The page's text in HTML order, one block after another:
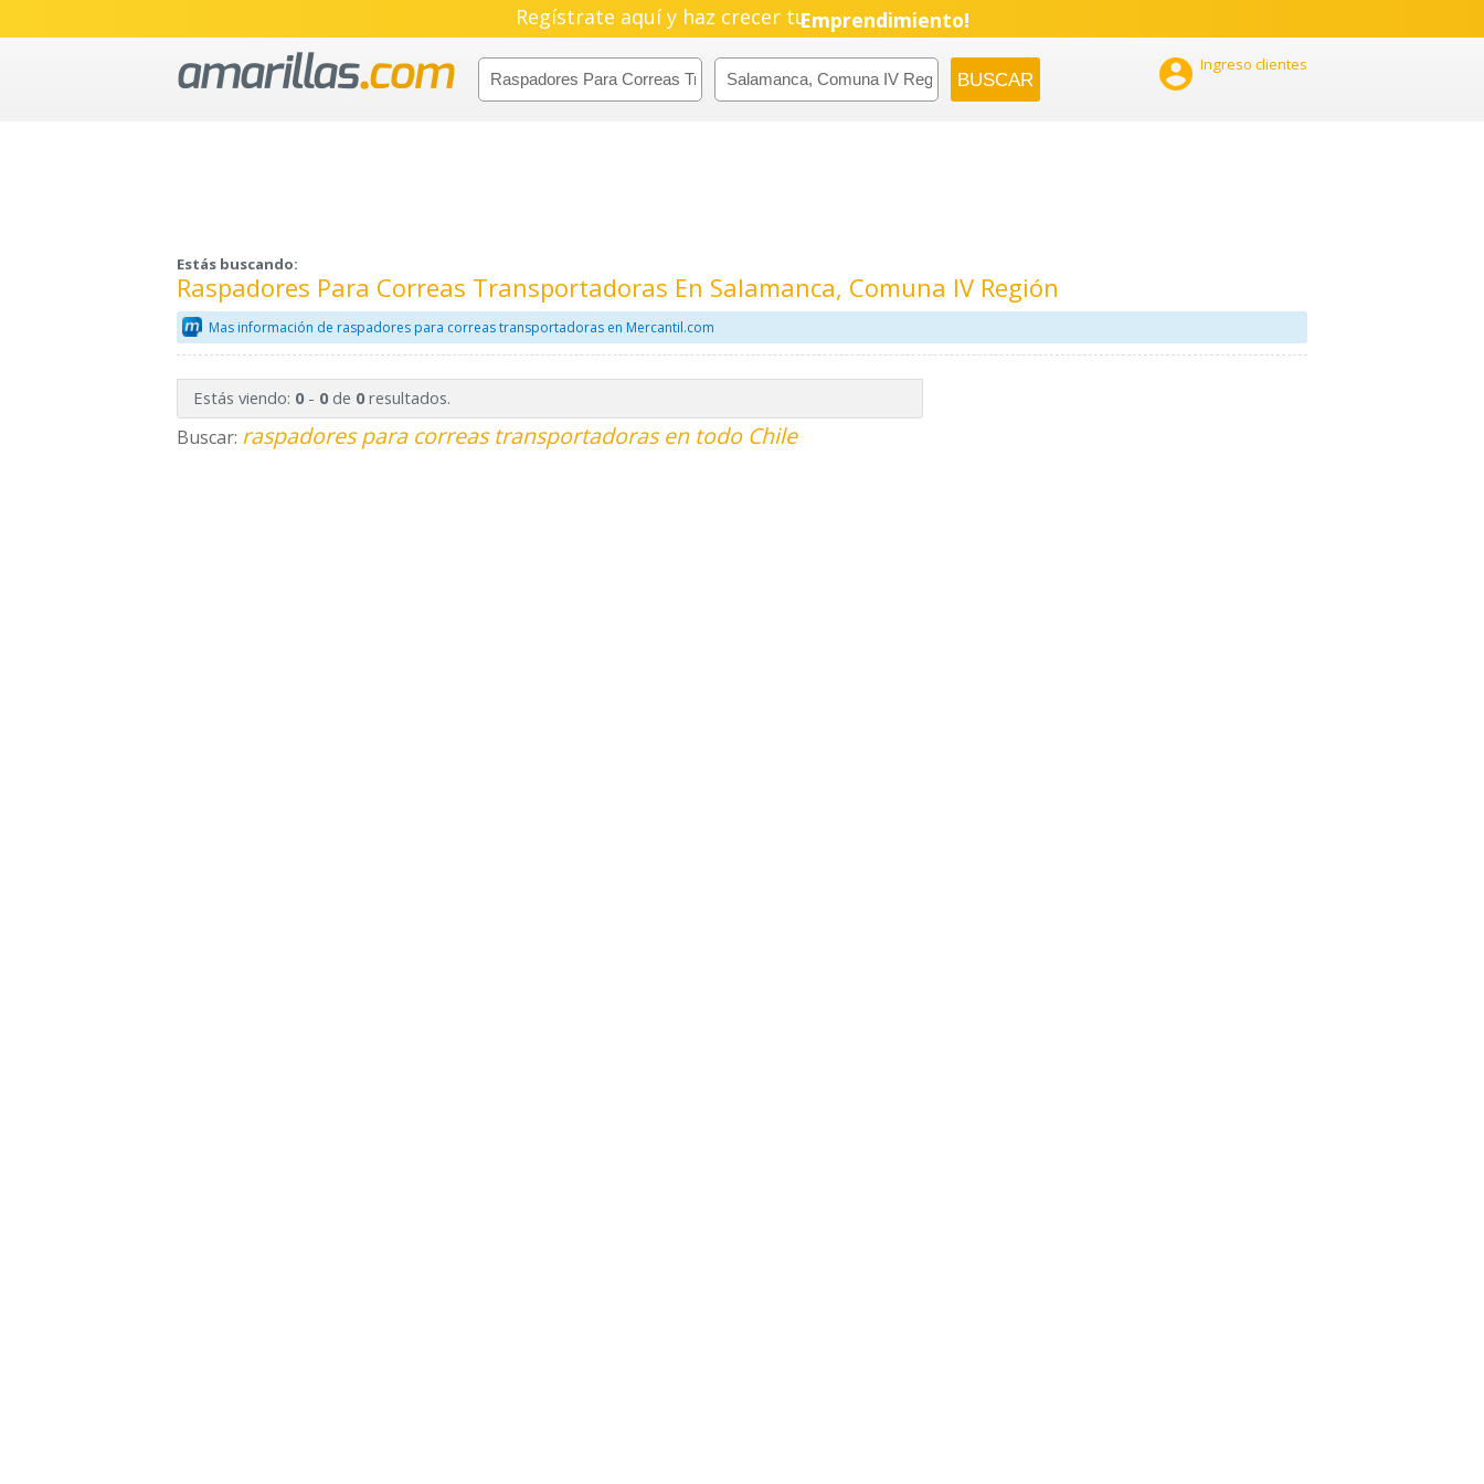
Regístrate aquí y haz crecer tuEmprendimiento!
 Ingreso clientes
Estás buscando:
Raspadores Para Correas Transportadoras En Salamanca, Comuna IV Región
Mas información de raspadores para correas transportadoras en Mercantil.com
Estás viendo: 0- 0de 0resultados.
Buscar: raspadores para correas transportadoras en todo Chile